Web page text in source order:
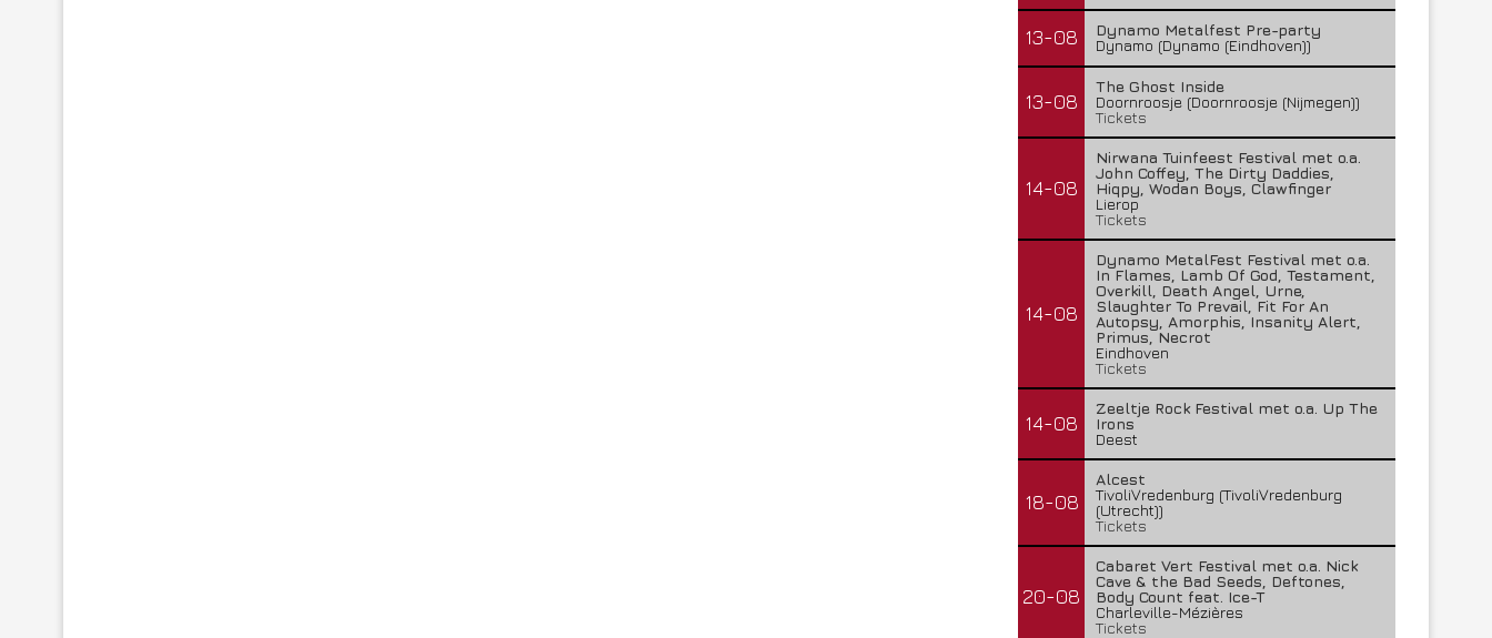
13-08
Dynamo Metalfest Pre-party
Dynamo (Dynamo (Eindhoven))
13-08
The Ghost Inside
Doornroosje (Doornroosje (Nijmegen))
Tickets
14-08
Nirwana Tuinfeest Festival met o.a.
John Coffey, The Dirty Daddies,
Hiqpy, Wodan Boys, Clawfinger
Lierop
Tickets
14-08
Dynamo MetalFest Festival met o.a.
In Flames, Lamb Of God, Testament,
Overkill, Death Angel, Urne,
Slaughter To Prevail, Fit For An
Autopsy, Amorphis, Insanity Alert,
Primus, Necrot
Eindhoven
Tickets
14-08
Zeeltje Rock Festival met o.a. Up The
Irons
Deest
18-08
Alcest
TivoliVredenburg (TivoliVredenburg
(Utrecht))
Tickets
20-08
Cabaret Vert Festival met o.a. Nick
Cave & the Bad Seeds, Deftones,
Body Count feat. Ice-T
Charleville-Mézières
Tickets